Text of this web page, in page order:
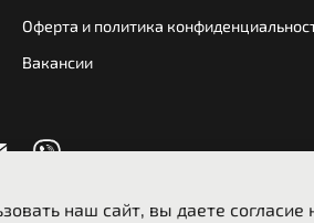
Оферта и политика
Вакансии
наш сайт, вы даете